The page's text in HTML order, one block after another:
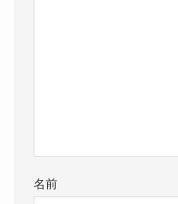
名前